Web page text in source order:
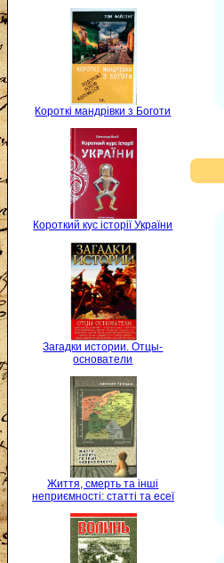
Короткі мандрівки з Боготи
Короткий кус історії України
Загадки истории. Отцы-
основатели
Життя, смерть та інші
неприємності: статті та есеї